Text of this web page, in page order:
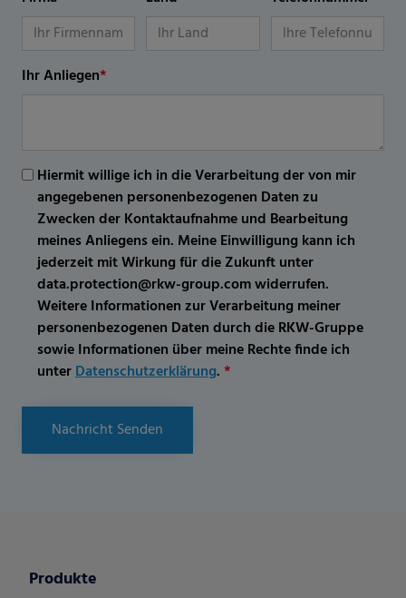
Ihr Anliegen*
Hiermit willige ich in die Verarbeitung der von mir
angegebenen personenbezogenen Daten zu
Zwecken der Kontaktaufnahme und Bearbeitung
meines Anliegens ein. Meine Einwilligung kann ich
jederzeit mit Wirkung für die Zukunft unter
data.protection@rkw-group.com widerrufen.
Weitere Informationen zur Verarbeitung meiner
personenbezogenen Daten durch die RKW-Gruppe
sowie Informationen über meine Rechte finde ich
unterDatenschutzerklärung.*
Nachricht Senden
Produkte